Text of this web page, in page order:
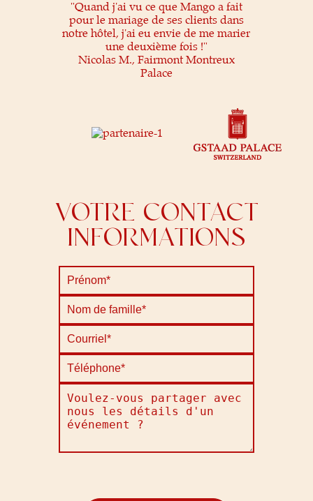
"Quand j'ai vu ce que Mango a fait
pour le mariage de ses clients dans
notre hôtel, j'ai eu envie de me marier
une deuxième fois !"
Nicolas M., Fairmont Montreux
Palace
VOTRE CONTACT
INFORMATIONS